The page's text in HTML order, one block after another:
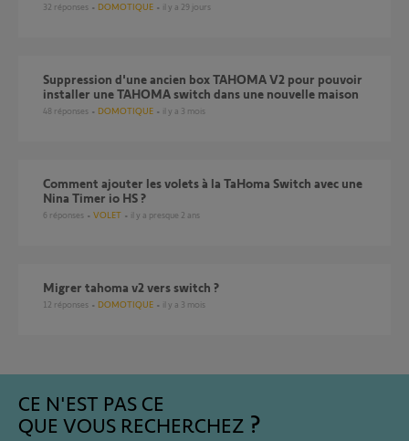
32 réponses DOMOTIQUE il y a 29 jours
Suppression d'une ancien box TAHOMA V2 pour pouvoir
installer une TAHOMA switch dans une nouvelle maison
48 réponses DOMOTIQUE il y a 3 mois
Comment ajouter les volets à la TaHoma Switch avec une
Nina Timer io HS ?
6 réponses VOLET il y a presque 2 ans
Migrer tahoma v2 vers switch ?
12 réponses DOMOTIQUE il y a 3 mois
CE N'EST PAS CE
QUE VOUS RECHERCHEZ